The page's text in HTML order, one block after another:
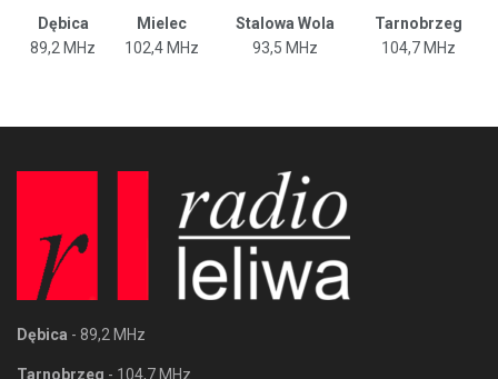
Dębica Mielec Stalowa Wola
Tarnobrzeg
89,2 MHz
102,4 MHz 93,5 MHz 104,7 MHz
Dębica - 89,2 MHz
Tarnobrzeg - 104,7 MHz